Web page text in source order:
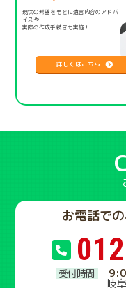
現状の希望をもとに遺言内容のアドバ
イスや
実際の作成手続きも実施！
詳しくはこちら
お電話で
岐